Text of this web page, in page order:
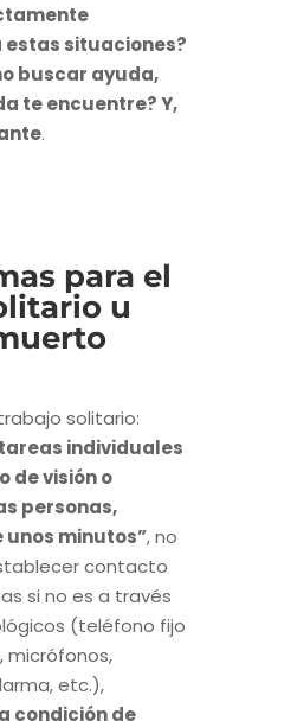
situaciones?
buscar ayuda,
te encuentre? Y,
.
para el
u
solitario:
individuales
de visión o
personas,
minutos”, no
contacto
si no es a través
(teléfono fijo
micrófonos,
etc.),
condición de